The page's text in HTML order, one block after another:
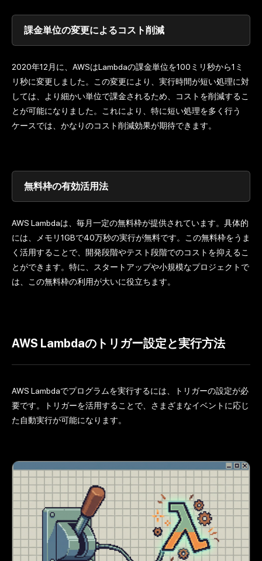
課金単位の変更によるコスト削減
2020年12月に、AWSはLambdaの課金単位を100ミリ秒から1ミ
リ秒に変更しました。この変更により、実行時間が短い処理に対
しては、より細かい単位で課金されるため、コストを削減するこ
とが可能になりました。これにより、特に短い処理を多く行う
ケースでは、かなりのコスト削減効果が期待できます。
無料枠の有効活用法
AWS Lambdaは、毎月一定の無料枠が提供されています。具体的
には、メモリ1GBで40万秒の実行が無料です。この無料枠をうま
く活用することで、開発段階やテスト段階でのコストを抑えるこ
とができます。特に、スタートアップや小規模なプロジェクトで
は、この無料枠の利用が大いに役立ちます。
AWS Lambdaのトリガー設定と実行方法
AWS Lambdaでプログラムを実行するには、トリガーの設定が必
要です。トリガーを活用することで、さまざまなイベントに応じ
た自動実行が可能になります。